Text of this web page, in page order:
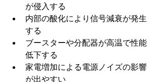
が侵入する
内部の酸化により信号減衰が発生
する
ブースターや分配器が高温で性能
低下する
家電増加による電源ノイズの影響
が出やすい